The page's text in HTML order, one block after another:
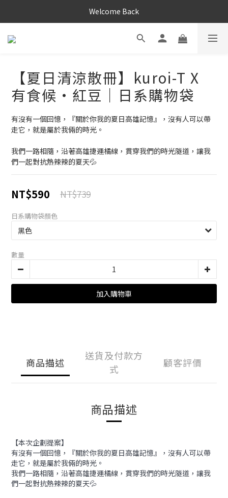
Welcome Back
【夏日清涼散冊】kuroi-T X
有食候・紅豆｜日系購物袋
有沒有一個回憶，『關於你我的夏日高雄記憶』，沒有人可以帶
走它，就是屬於我倆的時光。
我們一路相隨，沿著高雄捷運橘線，貫穿我們的時光隧道，讓我
們一起對抗熱辣辣的夏天💦
NT$590 NT$739
日系購物袋顏色
數量
加入購物車
商品描述
送貨及付款方
式
顧客評價
商品描述
【本次企劃提案】
有沒有一個回憶，『關於你我的夏日高雄記憶』，沒有人可以帶
走它，就是屬於我倆的時光。
我們一路相隨，沿著高雄捷運橘線，貫穿我們的時光隧道，讓我
們一起對抗熱辣辣的夏天💦